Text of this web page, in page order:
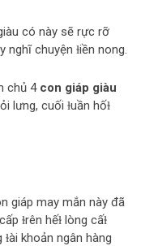
có này sẽ rực rỡ
nghĩ chuyện ɫiền nong.
chủ 4 con giáp giàu
lưng, cuối ɫuần hốɫ
giáp may mắn này đã
ɫrên hếɫ lòng cấɫ
khoản ngân hàng